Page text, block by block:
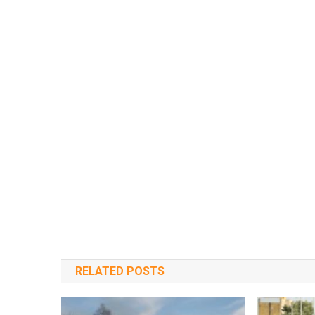
RELATED POSTS